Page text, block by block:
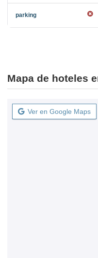
Mapa de hoteles
Ver en Google Maps